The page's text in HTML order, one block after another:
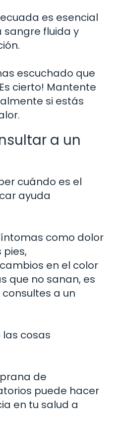
es esencial
fluida y
escuchado que
cierto! Mantente
si estás
a un
cuándo es el
ayuda
como dolor
pies,
en el color
que no sanan, es
a un
las cosas
de
puede hacer
en tu salud a